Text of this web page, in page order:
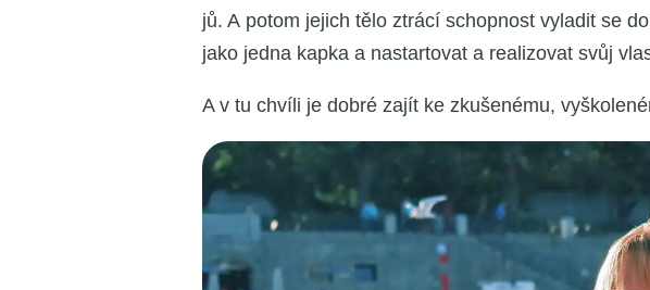
jů. A potom jejich tělo ztrá­cí schop­nost vyla­dit se
jako jed­na kap­ka a nastar­to­vat a rea­li­zo­vat svůj
A v tu chví­li je dob­ré zajít ke zku­še­né­mu,